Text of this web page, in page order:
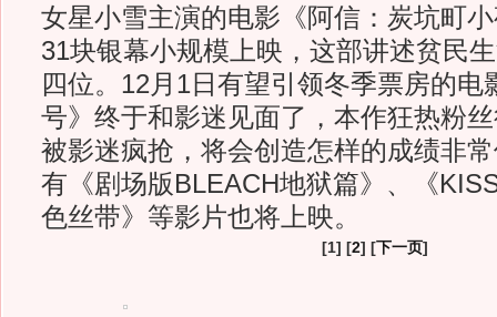
女星小雪主演的电影《阿信：炭坑町
31块银幕小规模上映，这部讲述贫民
四位。12月1日有望引领冬季票房的电
号》终于和影迷见面了，本作狂热粉
被影迷疯抢，将会创造怎样的成绩非
有《剧场版BLEACH地狱篇》、《
色丝带》等影片也将上映。
[1] [2] [下一页]